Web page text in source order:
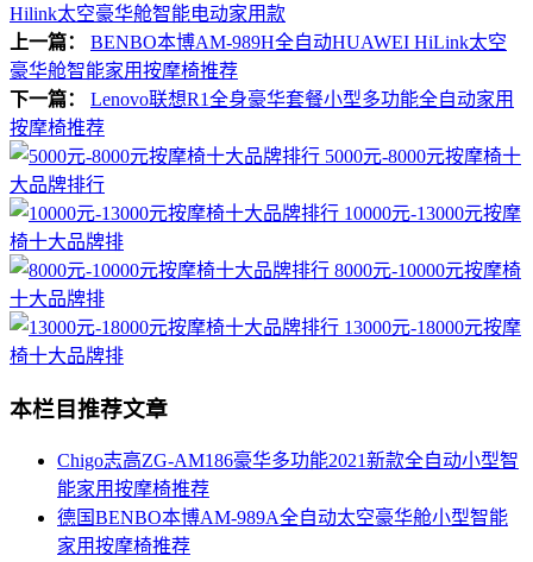
Hilink太空豪华舱智能电动家用款
上一篇：
BENBO本博AM-989H全自动HUAWEI HiLink太空
豪华舱智能家用按摩椅推荐
下一篇：
Lenovo联想R1全身豪华套餐小型多功能全自动家用
按摩椅推荐
5000元-8000元按摩椅十
大品牌排行
10000元-13000元按摩
椅十大品牌排
8000元-10000元按摩椅
十大品牌排
13000元-18000元按摩
椅十大品牌排
本栏目推荐文章
Chigo志高ZG-AM186豪华多功能2021新款全自动小型智
能家用按摩椅推荐
德国BENBO本博AM-989A全自动太空豪华舱小型智能
家用按摩椅推荐